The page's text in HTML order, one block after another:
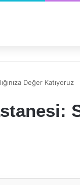
Değer Katıyoruz